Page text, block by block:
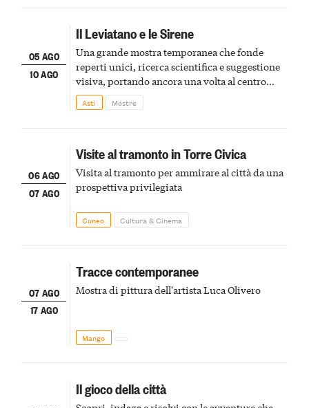
05 AGO
10 AGO
Il Leviatano e le Sirene
Una grande mostra temporanea che fonde
reperti unici, ricerca scientifica e suggestione
visiva, portando ancora una volta al centro
della scena le meraviglie del passato astigiano
Asti Mostre
06 AGO
07 AGO
Visite al tramonto in Torre Civica
Visita al tramonto per ammirare al città da una
prospettiva privilegiata
Cuneo Cultura & Cinema
07 AGO
17 AGO
Tracce contemporanee
Mostra di pittura dell'artista Luca Olivero
Mango
Il gioco della città